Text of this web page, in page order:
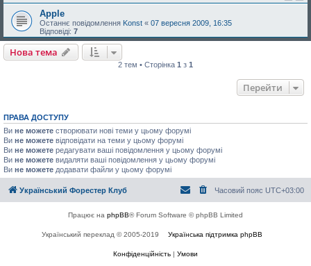
Apple
Останнє повідомлення Konst « 07 вересня 2009, 16:35
Відповіді: 7
Нова тема
2 тем • Сторінка 1 з 1
Перейти
ПРАВА ДОСТУПУ
Ви не можете створювати нові теми у цьому форумі
Ви не можете відповідати на теми у цьому форумі
Ви не можете редагувати ваші повідомлення у цьому форумі
Ви не можете видаляти ваші повідомлення у цьому форумі
Ви не можете додавати файли у цьому форумі
Український Форестер Клуб Часовий пояс UTC+03:00
Працює на phpBB® Forum Software © phpBB Limited
Український переклад © 2005-2019 Українська підтримка phpBB
Конфіденційність Умови